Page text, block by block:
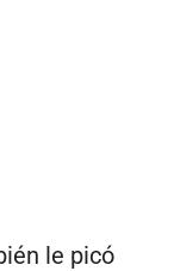
le picó